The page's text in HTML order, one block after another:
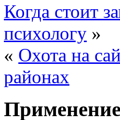
Когда стоит
психологу »
« Охота на
районах